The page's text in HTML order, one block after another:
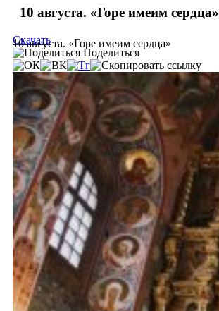
10 августа. «Горе имеим сердца»
10 августа. «Горе имеим сердца»
Скачать
Поделиться